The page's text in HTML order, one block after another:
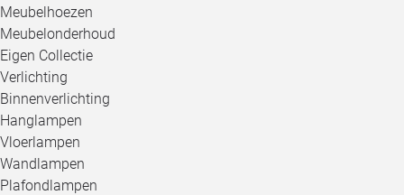
Meubelhoezen
Meubelonderhoud
Eigen Collectie
Verlichting
Binnenverlichting
Hanglampen
Vloerlampen
Wandlampen
Plafondlampen